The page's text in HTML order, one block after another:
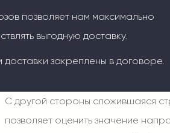
позволяет нам максимально
выгодную доставку.
закреплены в договоре.
С другой стороны сложившаяся
позволяет оценить значение